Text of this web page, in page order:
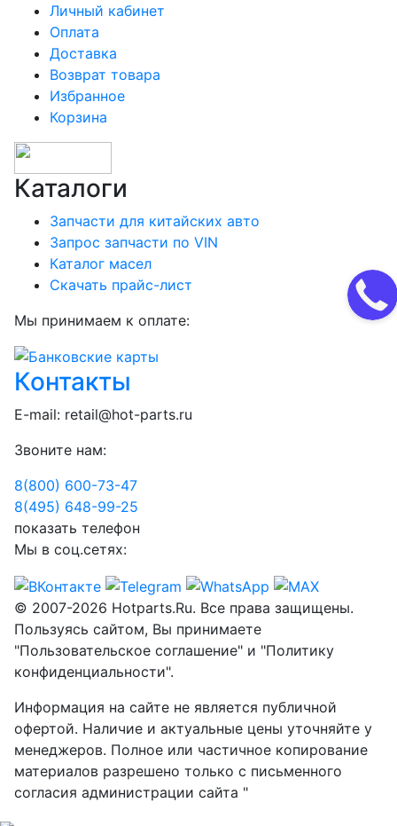
Личный кабинет
Оплата
Доставка
Возврат товара
Избранное
Корзина
Каталоги
Запчасти для китайских авто
Запрос запчасти по VIN
Каталог масел
Скачать прайс-лист
Мы принимаем к оплате:
Контакты
E-mail: retail@hot-parts.ru
Звоните нам:
8(800) 600-73-47
8(495) 648-99-25
показать телефон
Мы в соц.сетях:
© 2007-2026 Hotparts.Ru. Все права защищены.
Пользуясь сайтом, Вы принимаете
"Пользовательское соглашение" и "Политику
конфиденциальности".
Информация на сайте не является публичной
офертой. Наличие и актуальные цены уточняйте у
менеджеров. Полное или частичное копирование
материалов разрешено только с письменного
согласия администрации сайта "